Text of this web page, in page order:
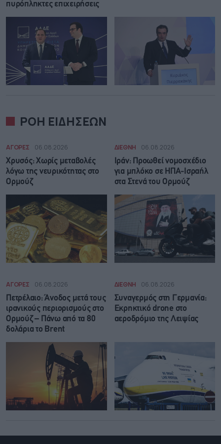
πυρόπληκτες επιχειρήσεις
ΡΟΗ ΕΙΔΗΣΕΩΝ
ΑΓΟΡΕΣ 06.08.2026
Χρυσός: Χωρίς μεταβολές
λόγω της νευρικότητας στο
Ορμούζ
ΔΙΕΘΝΗ 06.08.2026
Ιράν: Προωθεί νομοσχέδιο
για μπλόκο σε ΗΠΑ-Ισραήλ
στα Στενά του Ορμούζ
ΑΓΟΡΕΣ 06.08.2026
Πετρέλαιο: Άνοδος μετά τους
ιρανικούς περιορισμούς στο
Ορμούζ – Πάνω από τα 80
δολάρια το Brent
ΔΙΕΘΝΗ 06.08.2026
Συναγερμός στη Γερμανία:
Εκρηκτικό drone στο
αεροδρόμιο της Λειψίας